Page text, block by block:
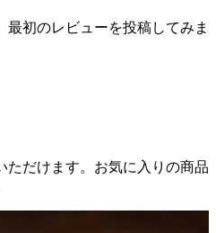
最初のレビューを投稿してみま
ただけます。お気に入りの商品